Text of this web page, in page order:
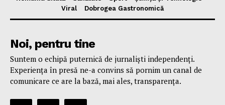
Viral
Dobrogea Gastronomică
Noi, pentru tine
Suntem o echipă puternică de jurnaliști independenți.
Experiența în presă ne-a convins să pornim un canal de
comunicare ce are la bază, mai ales, transparența.